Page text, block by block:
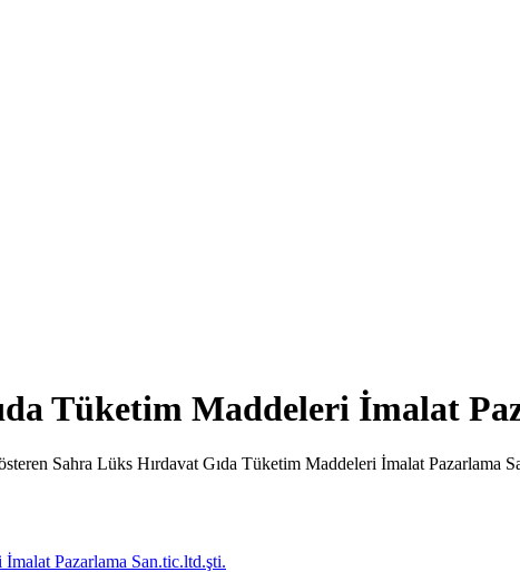
Tüketim Maddeleri İmalat
Sahra Lüks Hırdavat Gıda Tüketim Maddeleri İmalat Pazarlama
Pazarlama San.tic.ltd.şti.